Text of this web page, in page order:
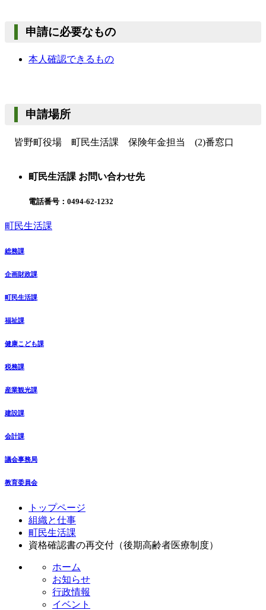
申請に必要なもの
本人確認できるもの
申請場所
皆野町役場 町民生活課 保険年金担当 (2)番窓口
町民生活課 お問い合わせ先
電話番号： 0494-62-1232
町民生活課
総務課
企画財政課
町民生活課
福祉課
健康こども課
税務課
産業観光課
建設課
会計課
議会事務局
教育委員会
トップページ
組織と仕事
町民生活課
資格確認書の再交付（後期高齢者医療制度）
ホーム
お知らせ
行政情報
イベント